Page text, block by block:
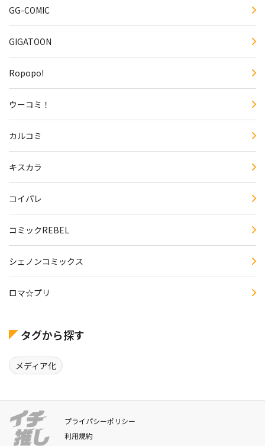
GG-COMIC
GIGATOON
Ropopo!
ウーコミ！
カルコミ
キスカラ
コイパレ
コミックREBEL
シェノンコミックス
ロマ☆プリ
タグから探す
メディア化
プライパシーポリシー
利用規約